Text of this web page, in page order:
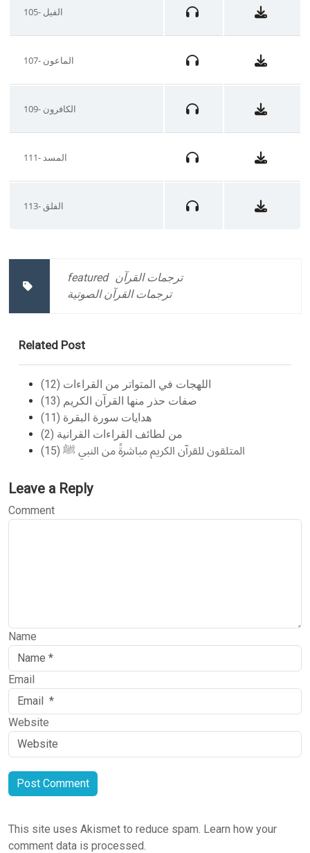
105- الفيل
107- الماعون
109- الكافرون
111- المسد
113- الفلق
featured ترجمات القرآن
ترجمات القرآن الصوتية
Related Post
اللهجات في المتواتر من القراءات (12)
صفات حذر منها القرآن الكريم (13)
هدايات سورة البقرة (11)
من لطائف القراءات القرانية (2)
المتلقون للقرآن الكريم مباشرةً من النبي ﷺ (15)
Leave a Reply
Comment
Name
Email
Website
This site uses Akismet to reduce spam. Learn how your
comment data is processed.